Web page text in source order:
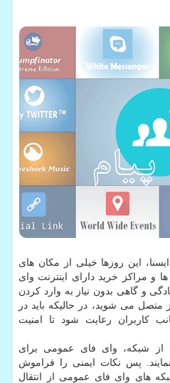
این روزها خیلی از مكان های
و مراكز خرید دارای اینترنت وای
و گاهی بدون نیاز به وارد كردن
متصل می شوید، در حالیكه باید در
كاربران رعایت شود تا امنیت
از شبكه، وای فای عمومی برای
پس نكات ایمنی را فراموش
های وای فای عمومی از انتقال